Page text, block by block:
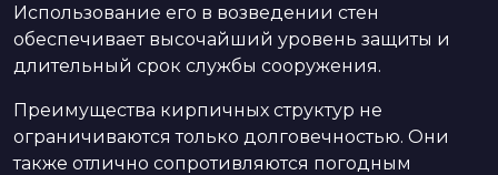
Использование его в возведении стен
обеспечивает высочайший уровень защиты и
длительный срок службы сооружения.
Преимущества кирпичных структур не
ограничиваются только долговечностью. Они
также отлично сопротивляются погодным